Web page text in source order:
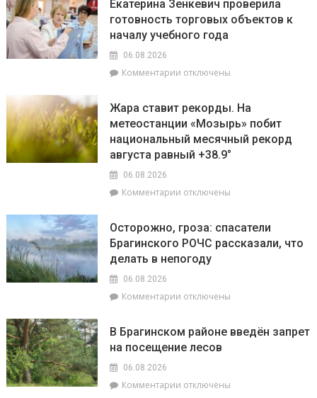
принять
участие
конкурсе
лучшую
читайте
7
августа
в
грозы
Брагинщине
7
августа
отключения
Екатерина Зенкевич проверила
готовность торговых объектов к
началу учебного года
06.08.2026
Комментарии к
Зенкевич
проверила
готовность
торговых
началу
отключены
Жара ставит рекорды. На
метеостанции «Мозырь» побит
национальный месячный рекорд
августа равный +38.9°
06.08.2026
Комментарии к
ставит
рекорды.
На
побит
месячный
рекорд
августа
отключены
Осторожно, гроза: спасатели
Брагинского РОЧС рассказали, что
делать в непогоду
06.08.2026
Комментарии к
гроза:
спасатели
рассказали,
отключены
В Брагинском районе введён запрет
на посещение лесов
06.08.2026
Комментарии котключены